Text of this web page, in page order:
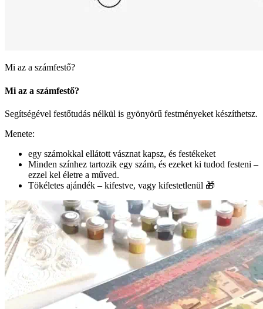
Mi az a számfestő?
Mi az a számfestő?
Segítségével festőtudás nélkül is gyönyörű festményeket készíthetsz.
Menete:
egy számokkal ellátott vásznat kapsz, és festékeket
Minden színhez tartozik egy szám, és ezeket ki tudod festeni –
ezzel kel életre a műved.
Tökéletes ajándék – kifestve, vagy kifestetlenül 🎁